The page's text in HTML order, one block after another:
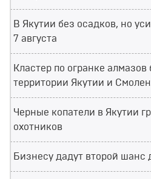
В Якутии без осадков, но
7 августа
Кластер по огранке алмазов
территории Якутии и
Черные копатели в Якутии
охотников
Бизнесу дадут второй шанс